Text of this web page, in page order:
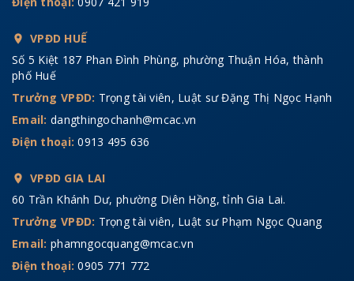
VPĐD HUẾ
Số 5 Kiệt 187 Phan Đình Phùng, phường Thuận Hóa, thành
phố Huế
Trưởng VPĐD: Trọng tài viên, Luật sư Đặng Thị Ngọc Hạnh
Email: dangthingochanh@mcac.vn
Điện thoại:0913 495 636
VPĐD GIA LAI
60 Trần Khánh Dư, phường Diên Hồng, tỉnh Gia Lai.
Trưởng VPĐD: Trọng tài viên, Luật sư Phạm Ngọc Quang
Email: phamngocquang@mcac.vn
Điện thoại:0905 771 772